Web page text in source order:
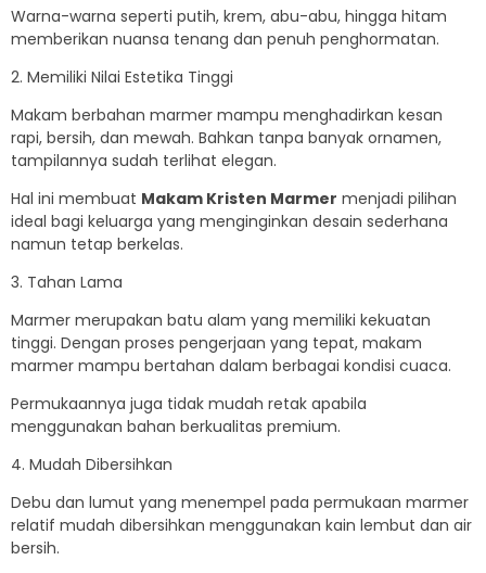
Warna-warna seperti putih, krem, abu-abu, hingga hitam
memberikan nuansa tenang dan penuh penghormatan.
2. Memiliki Nilai Estetika Tinggi
Makam berbahan marmer mampu menghadirkan kesan
rapi, bersih, dan mewah. Bahkan tanpa banyak ornamen,
tampilannya sudah terlihat elegan.
Hal ini membuat Makam Kristen Marmer menjadi pilihan
ideal bagi keluarga yang menginginkan desain sederhana
namun tetap berkelas.
3. Tahan Lama
Marmer merupakan batu alam yang memiliki kekuatan
tinggi. Dengan proses pengerjaan yang tepat, makam
marmer mampu bertahan dalam berbagai kondisi cuaca.
Permukaannya juga tidak mudah retak apabila
menggunakan bahan berkualitas premium.
4. Mudah Dibersihkan
Debu dan lumut yang menempel pada permukaan marmer
relatif mudah dibersihkan menggunakan kain lembut dan air
bersih.